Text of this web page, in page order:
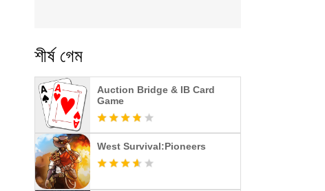
শীর্ষ গেম
Auction Bridge & IB Card
Game
West Survival:Pioneers